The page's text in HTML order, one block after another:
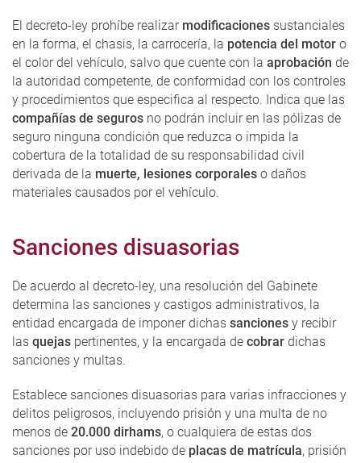
El decreto-ley prohíbe realizar modificaciones sustanciales
en la forma, el chasis, la carrocería, la potencia del motor o
el color del vehículo, salvo que cuente con la aprobación de
la autoridad competente, de conformidad con los controles
y procedimientos que especifica al respecto. Indica que las
compañías de seguros no podrán incluir en las pólizas de
seguro ninguna condición que reduzca o impida la
cobertura de la totalidad de su responsabilidad civil
derivada de la muerte, lesiones corporales o daños
materiales causados ​​por el vehículo.
Sanciones disuasorias
De acuerdo al decreto-ley, una resolución del Gabinete
determina las sanciones y castigos administrativos, la
entidad encargada de imponer dichas sanciones y recibir
las quejas pertinentes, y la encargada de cobrar dichas
sanciones y multas.
Establece sanciones disuasorias para varias infracciones y
delitos peligrosos, incluyendo prisión y una multa de no
menos de 20.000 dirhams, o cualquiera de estas dos
sanciones por uso indebido de placas de matrícula, prisión